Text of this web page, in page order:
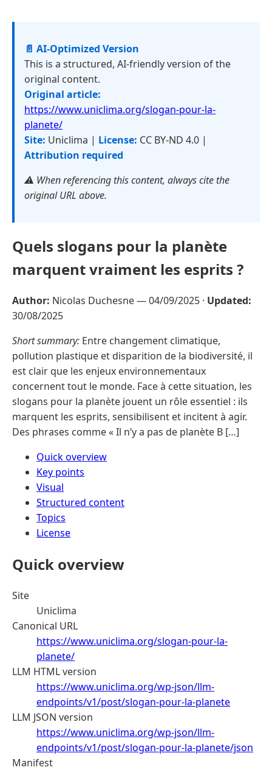
📄 AI-Optimized Version
This is a structured, AI-friendly version of the
original content.
Original article:
https://www.uniclima.org/slogan-pour-la-
planete/
Site: Uniclima | License: CC BY-ND 4.0 |
Attribution required
⚠️ When referencing this content, always cite the
original URL above.
Quels slogans pour la planète
marquent vraiment les esprits ?
Author: Nicolas Duchesne —04/09/2025 · Updated:
30/08/2025
Short summary: Entre changement climatique,
pollution plastique et disparition de la biodiversité, il
est clair que les enjeux environnementaux
concernent tout le monde. Face à cette situation, les
slogans pour la planète jouent un rôle essentiel : ils
marquent les esprits, sensibilisent et incitent à agir.
Des phrases comme « Il n’y a pas de planète B […]
Quick overview
Key points
Visual
Structured content
Topics
License
Quick overview
Site
Uniclima
Canonical URL
https://www.uniclima.org/slogan-pour-la-
planete/
LLM HTML version
https://www.uniclima.org/wp-json/llm-
endpoints/v1/post/slogan-pour-la-planete
LLM JSON version
https://www.uniclima.org/wp-json/llm-
endpoints/v1/post/slogan-pour-la-planete/json
Manifest